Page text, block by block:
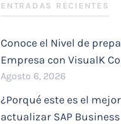
ENTRADAS RECIENTES
Conoce el Nivel de
Empresa con VisualK
Agosto 6, 2026
¿Porqué este es el
actualizar SAP Business